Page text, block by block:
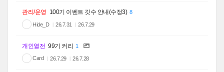
관리/운영 100기 이벤트 깃수 안내(수정3) 8
Hide_D 26.7.31 26.7.29
개인열전 99기 커리 1
Card 26.7.29 26.7.28